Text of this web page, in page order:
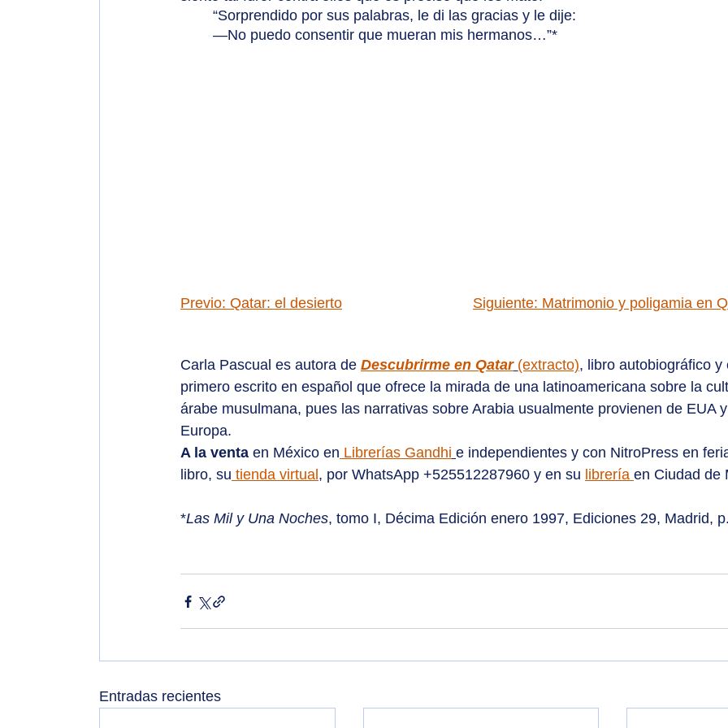
	“Sorprendido por sus palabras, le di las gracias y le dije:
	—No puedo consentir que mueran mis hermanos…”*
Previo: Qatar: el desierto Siguiente: Matrimonio y poligamia en
Carla Pascual es autora de Descubrirme en Qatar (extracto), libro autobiográfico
primero escrito en español que ofrece la mirada de una latinoamericana sobre la
árabe musulmana, pues las narrativas sobre Arabia usualmente provienen de EUA
Europa.
A la venta en México en Librerías Gandhi e independientes y con NitroPress en
libro, su tienda virtual , por WhatsApp +525512287960 y en su librería en Ciudad de
*Las Mil y Una Noches, tomo I, Décima Edición enero 1997, Ediciones 29, Madrid,
Entradas recientes